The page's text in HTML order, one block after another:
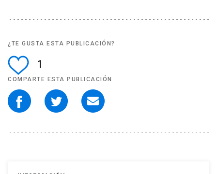
¿TE GUSTA ESTA PUBLICACIÓN?
1
COMPARTE ESTA PUBLICACIÓN